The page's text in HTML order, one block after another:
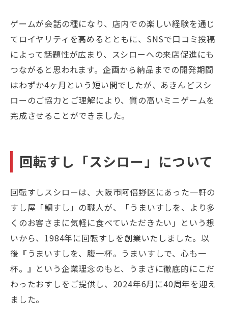
ゲームが会話の種になり、店内での楽しい経験を通じ
てロイヤリティを高めるとともに、SNSで口コミ投稿
によって話題性が広まり、スシローへの来店促進にも
つながると思われます。企画から納品までの開発期間
はわずか4ヶ月という短い間でしたが、あきんどスシ
ローのご協力とご理解により、質の高いミニゲームを
完成させることができました。
回転すし「スシロー」について
回転すしスシローは、大阪市阿倍野区にあった一軒の
すし屋「鯛すし」の職人が、「うまいすしを、より多
くのお客さまに気軽に食べていただきたい」という想
いから、1984年に回転すしを創業いたしました。以
後『うまいすしを、腹一杯。うまいすしで、心も一
杯。』という企業理念のもと、うまさに徹底的にこだ
わったおすしをご提供し、2024年6月に40周年を迎え
ました。